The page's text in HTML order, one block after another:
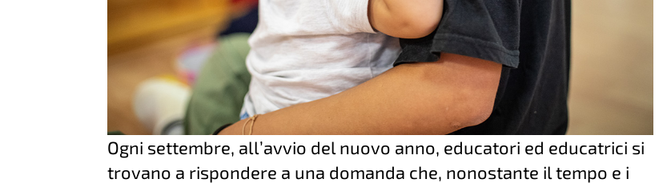
Ogni settembre, all’avvio del nuovo anno, educatori ed educatrici si
trovano a rispondere a una domanda che, nonostante il tempo e i